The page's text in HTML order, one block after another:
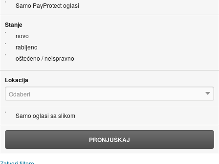
Samo PayProtect oglasi
Stanje
novo
rabljeno
oštećeno / neispravno
Lokacija
Odaberi
Samo oglasi sa slikom
PRONJUŠKAJ